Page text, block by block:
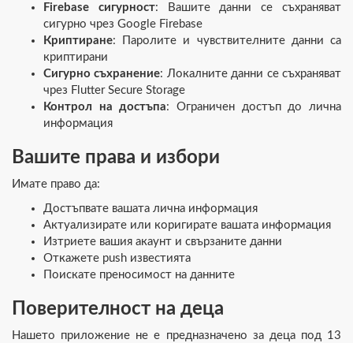
Firebase сигурност: Вашите данни се съхраняват
сигурно чрез Google Firebase
Криптиране: Паролите и чувствителните данни са
криптирани
Сигурно съхранение: Локалните данни се съхраняват
чрез Flutter Secure Storage
Контрол на достъпа: Ограничен достъп до лична
информация
Вашите права и избори
Имате право да:
Достъпвате вашата лична информация
Актуализирате или коригирате вашата информация
Изтриете вашия акаунт и свързаните данни
Откажете push известията
Поискате преносимост на данните
Поверителност на деца
Нашето приложение не е предназначено за деца под 13